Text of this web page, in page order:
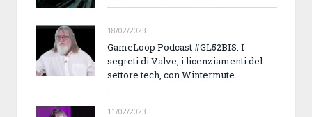
18/02/2023
GameLoop Podcast #GL52BIS: I
segreti di Valve, i licenziamenti del
settore tech, con Wintermute
11/02/2023